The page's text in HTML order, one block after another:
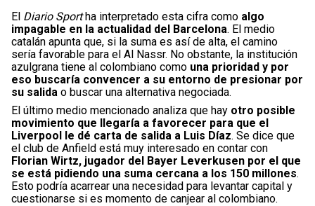
El Diario Sportha interpretado esta cifra como algo
impagable en la actualidad del Barcelona. El medio
catalán apunta que, si la suma es así de alta, el camino
sería favorable para el Al Nassr. No obstante, la institución
azulgrana tiene al colombiano como una prioridad y por
eso buscaría convencer a su entorno de presionar por
su salida o buscar una alternativa negociada.
El último medio mencionado analiza que hay otro posible
movimiento que llegaría a favorecer para que el
Liverpool le dé carta de salida a Luis Díaz. Se dice que
el club de Anfield está muy interesado en contar con
Florian Wirtz, jugador del Bayer Leverkusen por el que
se está pidiendo una suma cercana a los 150 millones.
Esto podría acarrear una necesidad para levantar capital y
cuestionarse si es momento de canjear al colombiano.